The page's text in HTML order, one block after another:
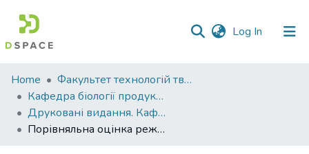
Log In (current)
Communities
&
Collections
All of DSpace
Home
Факультет технологій тваринництва та продовольства
Кафедра біології продуктивності тварин ім. академіка О.В. Квасницького
Друковані видання. Кафедра біології продуктивності тварин імені академіка О. В. Квасницького
Порівняльна оцінка режимів використання кнурів – плідників в умовах господарства